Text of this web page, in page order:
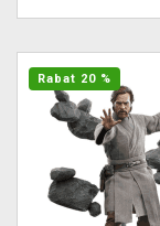
Rabat 20 %